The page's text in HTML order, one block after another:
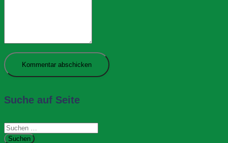
Suche auf Seite
Suchen
nach: